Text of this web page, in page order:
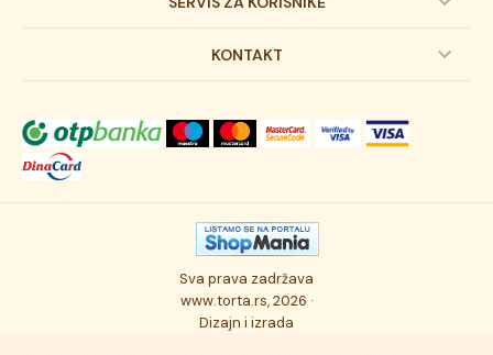
Svadbene torte
Torta klasici
Osmisli tortu
Ukusi torti
Prijava na newsletter
Dostava robe
Autorska prava
Politika privatnosti
Najčešće postavljana pitanja
KONTAKT
Novosti
Posao
Kontakt
Sva prava zadržava
www.torta.rs, 2026 ·
Dizajn i izrada